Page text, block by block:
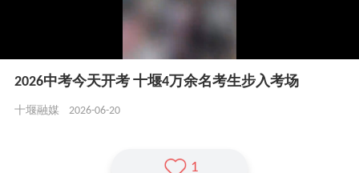
2026中考今天开考 十堰4万余名考生步入考场
十堰融媒 2026-06-20
1